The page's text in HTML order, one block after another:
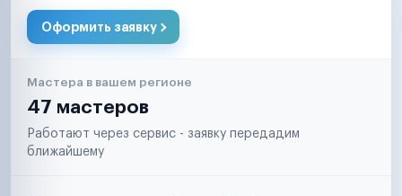
Оформить заявку
Мастера в вашем регионе
47 мастеров
Работают через сервис - заявку передадим
ближайшему